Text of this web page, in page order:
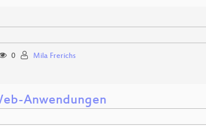
0 Mila Frerichs
Anwendungen